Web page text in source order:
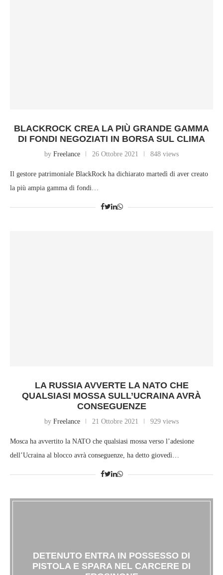
BLACKROCK CREA LA PIÙ GRANDE GAMMA
DI FONDI NEGOZIATI IN BORSA SUL CLIMA
by Freelance 26 Ottobre 2021 848 views
Il gestore patrimoniale BlackRock ha dichiarato martedì di aver creato
la più ampia gamma di fondi…
LA RUSSIA AVVERTE LA NATO CHE
QUALSIASI MOSSA SULL’UCRAINA AVRÀ
CONSEGUENZE
by Freelance 21 Ottobre 2021 929 views
Mosca ha avvertito la NATO che qualsiasi mossa verso l’adesione
dell’Ucraina al blocco avrà conseguenze, ha detto giovedì…
DETENUTO ENTRA IN POSSESSO DI
PISTOLA E SPARA NEL CARCERE DI